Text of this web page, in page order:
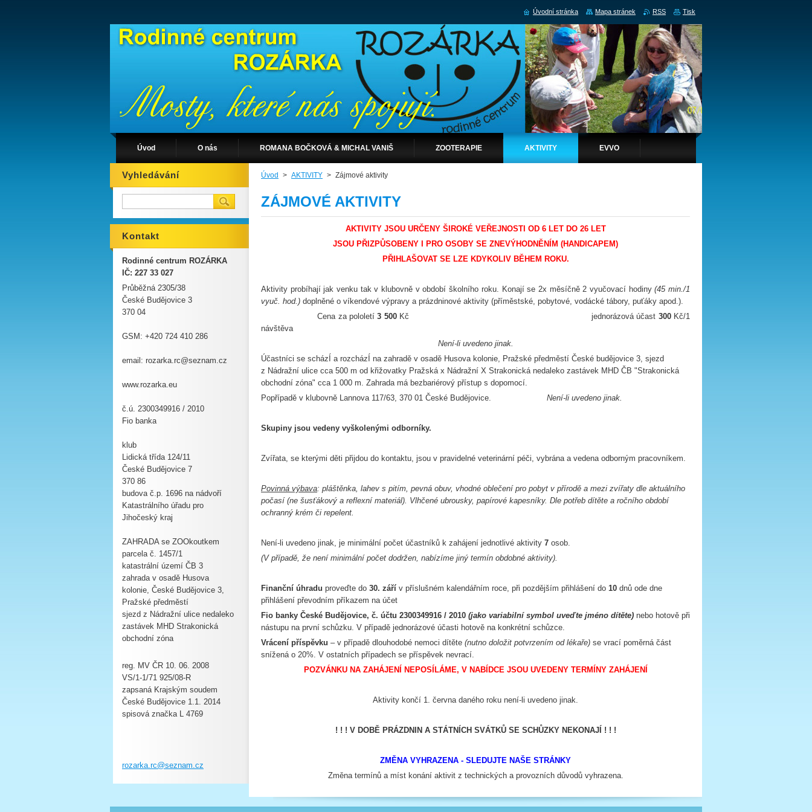
Úvod O nás ROMANA BOČKOVÁ & MICHAL VANIŠ ZOOTERAPIE AKTIVITY EVVO
Úvod > AKTIVITY > Zájmové aktivity
ZÁJMOVÉ AKTIVITY
AKTIVITY JSOU URČENY ŠIROKÉ VEŘEJNOSTI OD 6 LET DO 26 LET
JSOU PŘIZPŮSOBENY I PRO OSOBY SE ZNEVÝHODNĚNÍM (HANDICAPEM)
PŘIHLAŠOVAT SE LZE KDYKOLIV BĚHEM ROKU.
Aktivity probíhají jak venku tak v klubovně v období školního roku. Konají se 2x měsíčně 2 vyučovací hodiny(45 min./1
vyuč. hod.) doplněné o víkendové výpravy a prázdninové aktivity (příměstské, pobytové, vodácké tábory, puťáky apod.).
Cena za pololetí3 500Kč jednorázová účast 300Kč/1
návštěva
Není-li uvedeno jinak.
Účastníci se scházÍ a rozcházÍ na zahradě v osadě Husova kolonie, Pražské předměstí České budějovice 3, sjezd
z Nádražní ulice cca 500 m od křižovatky Pražská x Nádražní X Strakonická nedaleko zastávek MHD ČB "Strakonická
obchodní zóna" cca 1 000 m. Zahrada má bezbariérový přístup s dopomocí.
Popřípadě v klubovně Lannova 117/63, 370 01 České Budějovice. Není-li uvedeno jinak.
Skupiny jsou vedeny vyškolenými odborníky.
Zvířata, se kterými děti přijdou do kontaktu, jsou v pravidelné veterinární péči, vybrána a vedena odborným pracovníkem.
Povinná výbava: pláštěnka, lahev s pitím, pevná obuv, vhodné oblečení pro pobyt v přírodě a mezi zvířaty dle aktuálního
počasí (ne šusťákový a reflexní materiál). Vlhčené ubrousky, papírové kapesníky. Dle potřeb dítěte a ročního období
ochranný krém či repelent.
Není-li uvedeno jinak, je minimální počet účastníků k zahájení jednotlivé aktivity 7 osob.
(V případě, že není minimální počet dodržen, nabízíme jiný termín obdobné aktivity).
Finanční úhradu proveďte do 30. září v příslušném kalendářním roce, při pozdějším přihlášení do 10 dnů ode dne
přihlášení převodním příkazem na účet
Fio banky České Budějovice, č. účtu 2300349916 / 2010 (jako variabilní symbol uveďte jméno dítěte) nebo hotově při
nástupu na první schůzku. V případě jednorázové účasti hotově na konkrétní schůzce.
Vrácení příspěvku – v případě dlouhodobé nemoci dítěte (nutno doložit potvrzením od lékaře) se vrací poměrná část
snížená o 20%. V ostatních případech se příspěvek nevrací.
POZVÁNKU NA ZAHÁJENÍ NEPOSÍLÁME, V NABÍDCE JSOU UVEDENY TERMÍNY ZAHÁJENÍ
Aktivity končí 1. června daného roku není-li uvedeno jinak.
! ! ! V DOBĚ PRÁZDNIN A STÁTNÍCH SVÁTKŮ SE SCHŮZKY NEKONAJÍ ! ! !
ZMĚNA VYHRAZENA - SLEDUJTE NAŠE STRÁNKY
Změna termínů a míst konání aktivit z technických a provozních důvodů vyhrazena.
Vyhledávání
Kontakt
Rodinné centrum ROZÁRKA
IČ: 227 33 027
Průběžná 2305/38
České Budějovice 3
370 04
GSM: +420 724 410 286
email: rozarka.rc@seznam.cz
www.rozarka.eu
č.ú. 2300349916 / 2010
Fio banka
klub
Lidická třída 124/11
České Budějovice 7
370 86
budova č.p. 1696 na nádvoří
Katastrálního úřadu pro
Jihočeský kraj
ZAHRADA se ZOOkoutkem
parcela č. 1457/1
katastrální území ČB 3
zahrada v osadě Husova
kolonie, České Budějovice 3,
Pražské předměstí
sjezd z Nádražní ulice nedaleko
zastávek MHD Strakonická
obchodní zóna
reg. MV ČR 10. 06. 2008
VS/1-1/71 925/08-R
zapsaná Krajským soudem
České Budějovice 1.1. 2014
spisová značka L 4769
rozarka.rc@seznam.cz
Úvodní stránka Mapa stránek RSS Tisk